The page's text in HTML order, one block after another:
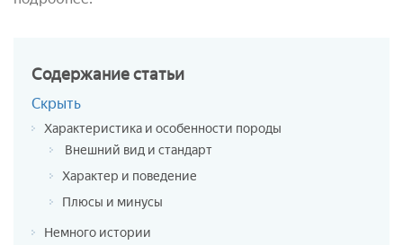
Содержаниестатьи
Скрыть
Характеристика и особенности породы
Внешний вид и стандарт
Характер и поведение
Плюсы и минусы
Немного истории